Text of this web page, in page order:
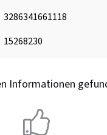
3286341661118
15268230
Informationen